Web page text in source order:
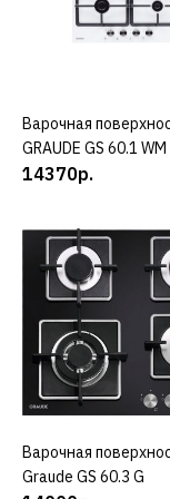
КУПИТЬ
Варочная
GRAUDE GS 60.1 WM
14370р.
КУПИТЬ
Варочная
Graude GS 60.3 G